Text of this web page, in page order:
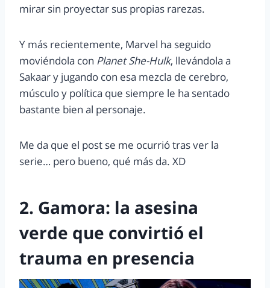
mirar sin proyectar sus propias rarezas.
Y más recientemente, Marvel ha seguido
moviéndola con Planet She-Hulk, llevándola a
Sakaar y jugando con esa mezcla de cerebro,
músculo y política que siempre le ha sentado
bastante bien al personaje.
Me da que el post se me ocurrió tras ver la
serie… pero bueno, qué más da. XD
2. Gamora: la asesina
verde que convirtió el
trauma en presencia